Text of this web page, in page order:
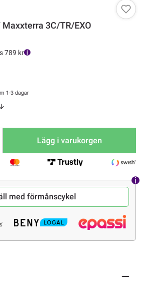
3C/TR/EXO
789 kr
1-3 dagar
Lägg i varukorgen
med förmånscykel